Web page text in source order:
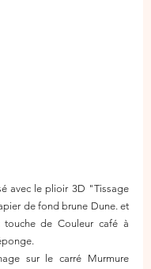
avec le plioir 3D "Tissage
de fond brune Dune. et
de Couleur café à
sur le carré Murmure